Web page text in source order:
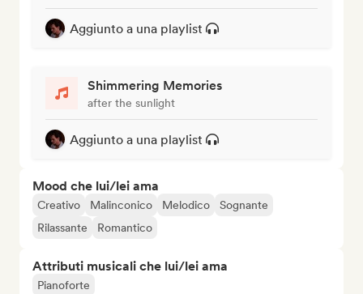
Aggiunto a una playlist
Shimmering Memories
after the sunlight
Aggiunto a una playlist
Mood che lui/lei ama
Creativo Malinconico Melodico
Sognante
Rilassante
Romantico
Attributi musicali che lui/lei ama
Pianoforte